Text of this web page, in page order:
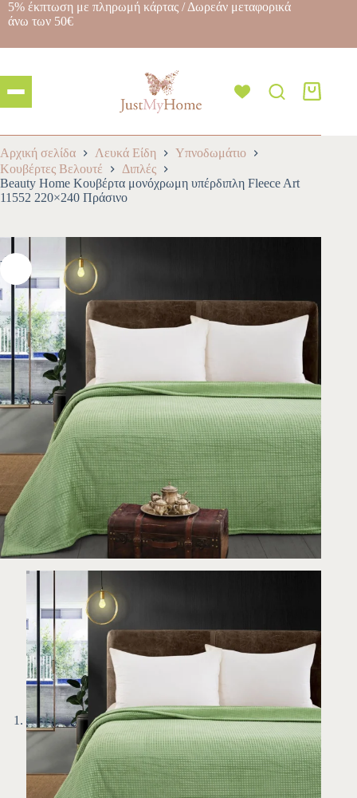
5% έκπτωση με πληρωμή κάρτας / Δωρεάν μεταφορικά
άνω των 50€
Αρχική σελίδα Λευκά Είδη
Υπνοδωμάτιο
Κουβέρτες Βελουτέ
Διπλές
Beauty Home Κουβέρτα μονόχρωμη υπέρδιπλη Fleece Art
11552 220×240 Πράσινο
-10%